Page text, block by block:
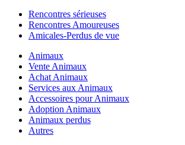
Rencontres sérieuses
Rencontres Amoureuses
Amicales-Perdus de vue
Animaux
Vente Animaux
Achat Animaux
Services aux Animaux
Accessoires pour Animaux
Adoption Animaux
Animaux perdus
Autres